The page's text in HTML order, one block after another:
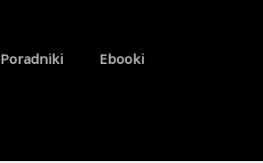
Poradniki Ebooki